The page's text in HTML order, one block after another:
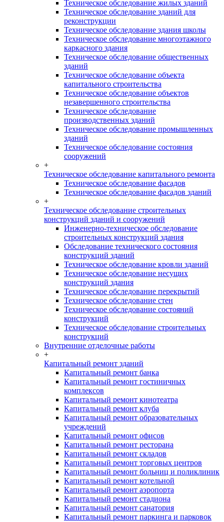
Техническое обследование жилых зданий
Техническое обследование зданий для
реконструкции
Техническое обследование здания школы
Техническое обследование многоэтажного
каркасного здания
Техническое обследование общественных
зданий
Техническое обследование объекта
капитального строительства
Техническое обследование объектов
незавершенного строительства
Техническое обследование
производственных зданий
Техническое обследование промышленных
зданий
Техническое обследование состояния
сооружений
+
Техническое обследование капитального ремонта
Техническое обследование фасадов
Техническое обследование фасадов зданий
+
Техническое обследование строительных
конструкций зданий и сооружений
Инженерно-техническое обследование
строительных конструкций здания
Обследование технического состояния
конструкций зданий
Техническое обследование кровли зданий
Техническое обследование несущих
конструкций здания
Техническое обследование перекрытий
Техническое обследование стен
Техническое обследование состояний
конструкций
Техническое обследование строительных
конструкций
Внутренние отделочные работы
+
Капитальный ремонт зданий
Капитальный ремонт банка
Капитальный ремонт гостиничных
комплексов
Капитальный ремонт кинотеатра
Капитальный ремонт клуба
Капитальный ремонт образовательных
учреждений
Капитальный ремонт офисов
Капитальный ремонт ресторана
Капитальный ремонт складов
Капитальный ремонт торговых центров
Капитальный ремонт больниц и поликлиник
Капитальный ремонт котельной
Капитальный ремонт аэропорта
Капитальный ремонт стадиона
Капитальный ремонт санатория
Капитальный ремонт паркинга и парковок